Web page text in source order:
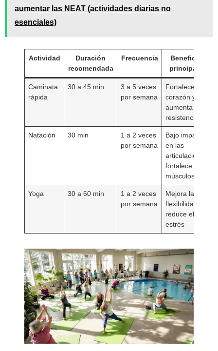
aumentar las NEAT (actividades diarias no
esenciales)
Actividad
Duración
recomendada
Frecuencia
Beneficios
principales
Caminata
rápida
30 a 45 min
3 a 5 veces
por semana
Fortalece el
corazón y
aumenta la
resistencia
Natación 30 min
1 a 2 veces
por semana
Bajo impacto
en las
articulaciones,
fortalece los
músculos
Yoga 30 a 60 min
1 a 2 veces
por semana
Mejora la
flexibilidad y
reduce el
estrés